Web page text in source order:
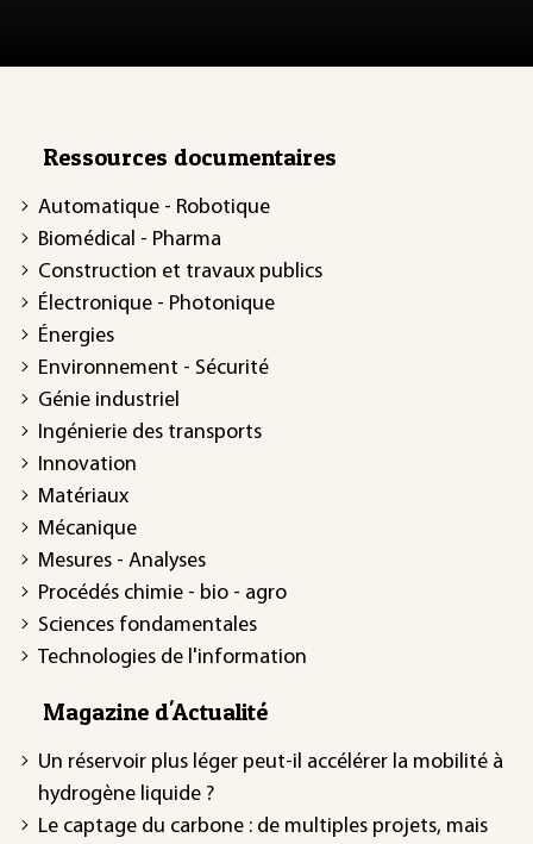
Ressources documentaires
Automatique - Robotique
Biomédical - Pharma
Construction et travaux publics
Électronique - Photonique
Énergies
Environnement - Sécurité
Génie industriel
Ingénierie des transports
Innovation
Matériaux
Mécanique
Mesures - Analyses
Procédés chimie - bio - agro
Sciences fondamentales
Technologies de l'information
Magazine d'Actualité
Un réservoir plus léger peut-il accélérer la mobilité à
hydrogène liquide ?
Le captage du carbone : de multiples projets, mais